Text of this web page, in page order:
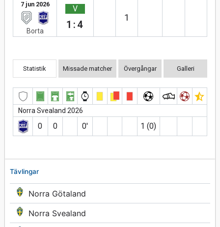
Tävlingar
Norra Götaland
Norra Svealand
7 jun 2026
Borta
V
1:4
1
Statistik Missade matcher Övergångar Galleri
Norra Svealand 2026
0 0 0′ 1 (0)